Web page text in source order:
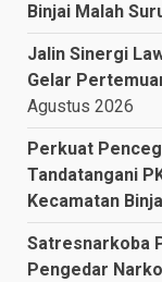
Binjai Malah
Jalin Sinergi
Gelar
Agustus 2026
Perkuat
Tandatangani
Kecamatan
Satresnarkoba
Pengedar